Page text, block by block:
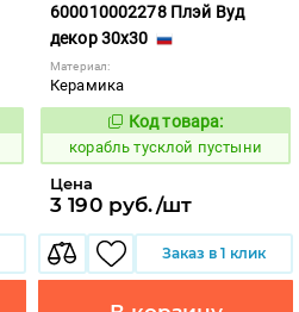
600010002278 Плэй Вуд
декор 30x30
Материал:
Керамика
778950
Код товара:
корабль тусклой пустыни
Цена
3 190 руб./шт
Заказ в 1 клик